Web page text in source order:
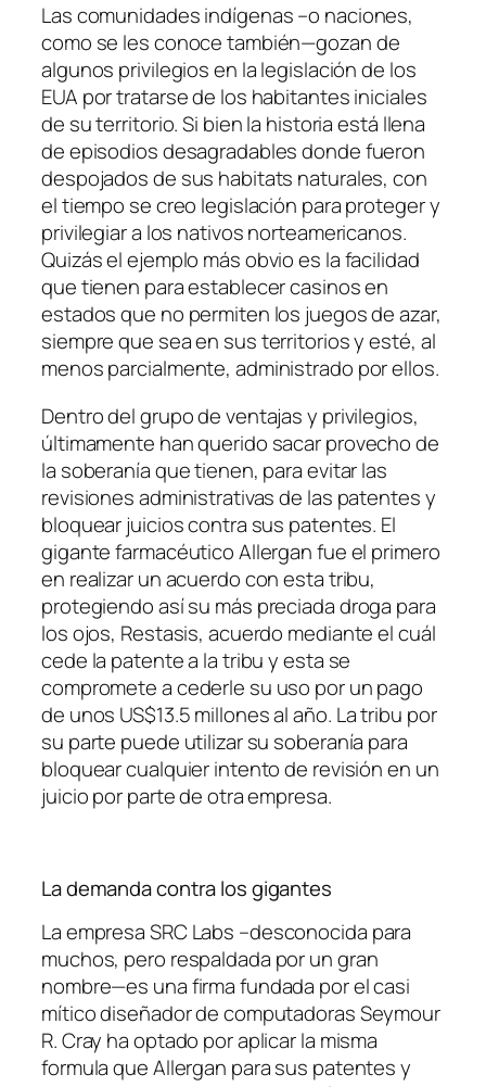
Las comunidades indígenas –o naciones,
como se les conoce también—gozan de
algunos privilegios en la legislación de los
EUA por tratarse de los habitantes iniciales
de su territorio. Si bien la historia está llena
de episodios desagradables donde fueron
despojados de sus habitats naturales, con
el tiempo se creo legislación para proteger y
privilegiar a los nativos norteamericanos.
Quizás el ejemplo más obvio es la facilidad
que tienen para establecer casinos en
estados que no permiten los juegos de azar,
siempre que sea en sus territorios y esté, al
menos parcialmente, administrado por ellos.
Dentro del grupo de ventajas y privilegios,
últimamente han querido sacar provecho de
la soberanía que tienen, para evitar las
revisiones administrativas de las patentes y
bloquear juicios contra sus patentes. El
gigante farmacéutico Allergan fue el primero
en realizar un acuerdo con esta tribu,
protegiendo así su más preciada droga para
los ojos, Restasis, acuerdo mediante el cuál
cede la patente a la tribu y esta se
compromete a cederle su uso por un pago
de unos US$13.5 millones al año. La tribu por
su parte puede utilizar su soberanía para
bloquear cualquier intento de revisión en un
juicio por parte de otra empresa.
La demanda contra los gigantes
La empresa SRC Labs –desconocida para
muchos, pero respaldada por un gran
nombre—es una firma fundada por el casi
mítico diseñador de computadoras Seymour
R. Cray­­ ha optado por aplicar la misma
formula que Allergan para sus patentes y